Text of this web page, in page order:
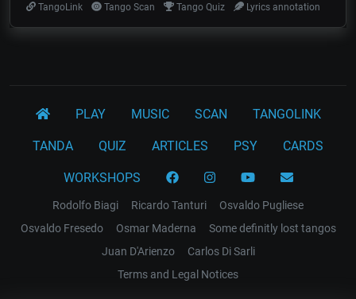
TangoLink
Tango Scan Tango Quiz Lyrics annotation
PLAY MUSIC SCAN TANGOLINK
TANDA QUIZ ARTICLES PSY CARDS
WORKSHOPS
Rodolfo Biagi Ricardo Tanturi
Osvaldo Pugliese
Osvaldo Fresedo
Osmar Maderna
Some definitly lost tangos
Juan D'Arienzo
Carlos Di Sarli
Terms and Legal Notices